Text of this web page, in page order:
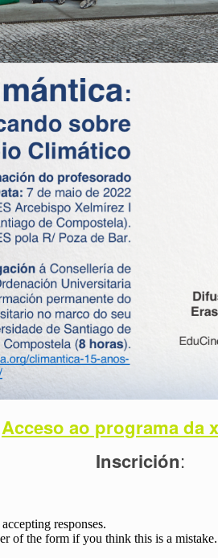
Acceso ao programa da
Inscrición: